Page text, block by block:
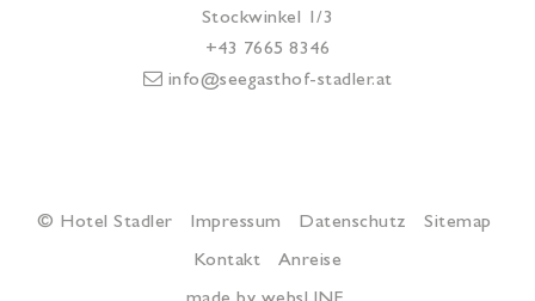
Stockwinkel 1/3
+43 7665 8346
info@seegasthof-stadler.at
© Hotel Stadler Impressum Datenschutz
Sitemap
Kontakt
Anreise